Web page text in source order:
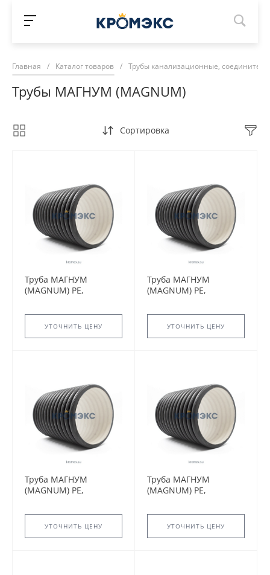
Главная / Каталог товаров / Трубы канализационные,
Трубы МАГНУМ (MAGNUM)
Сортировка
Труба МАГНУМ
(MAGNUM) PE,
УТОЧНИТЬ ЦЕНУ
Труба МАГНУМ
(MAGNUM) PE,
УТОЧНИТЬ ЦЕНУ
Труба МАГНУМ
(MAGNUM) PE,
УТОЧНИТЬ ЦЕНУ
Труба МАГНУМ
(MAGNUM) PE,
УТОЧНИТЬ ЦЕНУ